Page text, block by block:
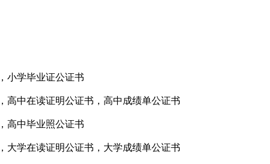
学毕业证公证书
中在读证明公证书，高中成绩单公证书
中毕业照公证书
学在读证明公证书，大学成绩单公证书